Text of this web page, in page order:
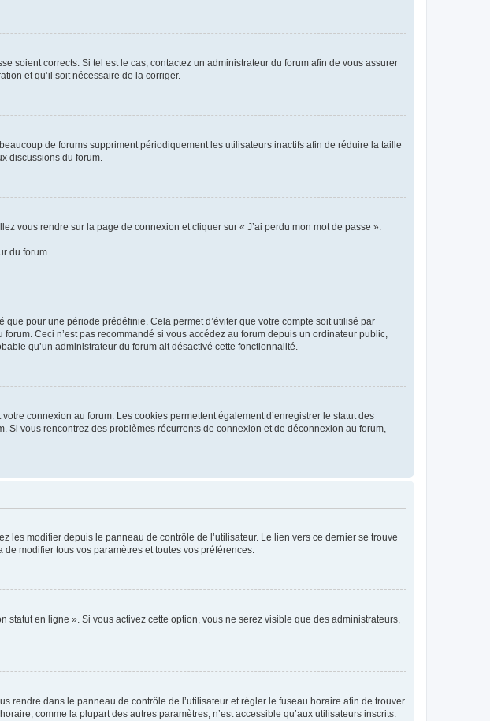
soient corrects. Si tel est le cas, contactez un administrateur du forum afin de vous assurer
et qu’il soit nécessaire de la corriger.
de forums suppriment périodiquement les utilisateurs inactifs afin de réduire la taille
discussions du forum.
vous rendre sur la page de connexion et cliquer sur « J’ai perdu mon mot de passe ».
du forum.
pour une période prédéfinie. Cela permet d’éviter que votre compte soit utilisé par
Ceci n’est pas recommandé si vous accédez au forum depuis un ordinateur public,
qu’un administrateur du forum ait désactivé cette fonctionnalité.
connexion au forum. Les cookies permettent également d’enregistrer le statut des
vous rencontrez des problèmes récurrents de connexion et de déconnexion au forum,
les modifier depuis le panneau de contrôle de l’utilisateur. Le lien vers ce dernier se trouve
modifier tous vos paramètres et toutes vos préférences.
en ligne ». Si vous activez cette option, vous ne serez visible que des administrateurs,
rendre dans le panneau de contrôle de l’utilisateur et régler le fuseau horaire afin de trouver
comme la plupart des autres paramètres, n’est accessible qu’aux utilisateurs inscrits.